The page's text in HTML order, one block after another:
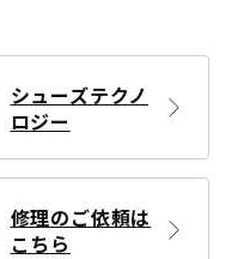
シューズテクノ
ロジー
修理のご依頼は
こちら